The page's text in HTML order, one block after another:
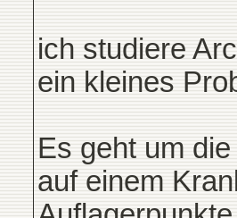
ich studiere
ein kleines
Es geht um
auf einem